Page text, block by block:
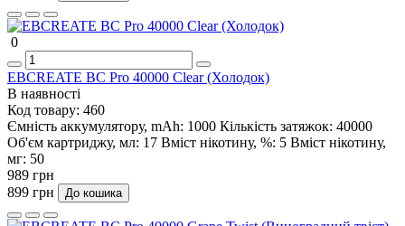
0
EBCREATE BC Pro 40000 Clear (Холодок)
В наявності
Код товару: 460
Ємність аккумулятору, mAh: 1000 Кількість затяжок: 40000
Об'єм картриджу, мл: 17 Вміст нікотину, %: 5 Вміст нікотину,
мг: 50
989 грн
899 грн
До кошика